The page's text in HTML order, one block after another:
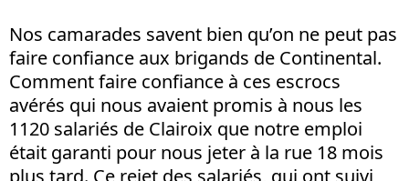
Nos camarades savent bien qu’on ne peut pas
faire confiance aux brigands de Continental.
Comment faire confiance à ces escrocs
avérés qui nous avaient promis à nous les
1120 salariés de Clairoix que notre emploi
était garanti pour nous jeter à la rue 18 mois
plus tard. Ce rejet des salariés, qui ont suivi